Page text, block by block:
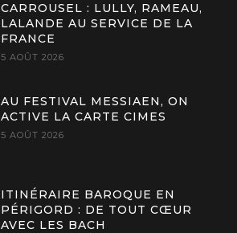
CARROUSEL : LULLY, RAMEAU,
LALANDE AU SERVICE DE LA
FRANCE
5 AOÛT 2026
AU FESTIVAL MESSIAEN, ON
ACTIVE LA CARTE CIMES
5 AOÛT 2026
ITINÉRAIRE BAROQUE EN
PÉRIGORD : DE TOUT CŒUR
AVEC LES BACH